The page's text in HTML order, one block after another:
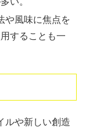
や風味に焦点を
することも一
ルや新しい創造